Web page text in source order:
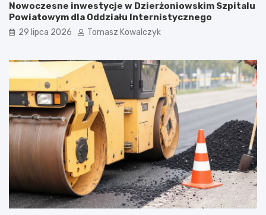
Nowoczesne inwestycje w Dzierżoniowskim Szpitalu
Powiatowym dla Oddziału Internistycznego
29 lipca 2026 Tomasz Kowalczyk